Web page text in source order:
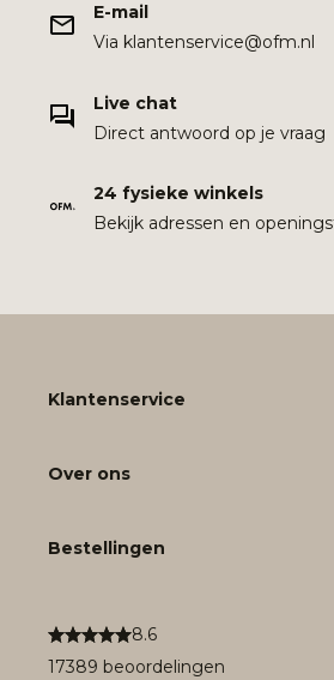
E-mail
Via klantenservice@ofm.nl
Live chat
Direct antwoord op je vraag
24 fysieke winkels
Bekijk adressen en
8.6
17389 beoordelingen
Klantenservice
Over ons
Bestellingen